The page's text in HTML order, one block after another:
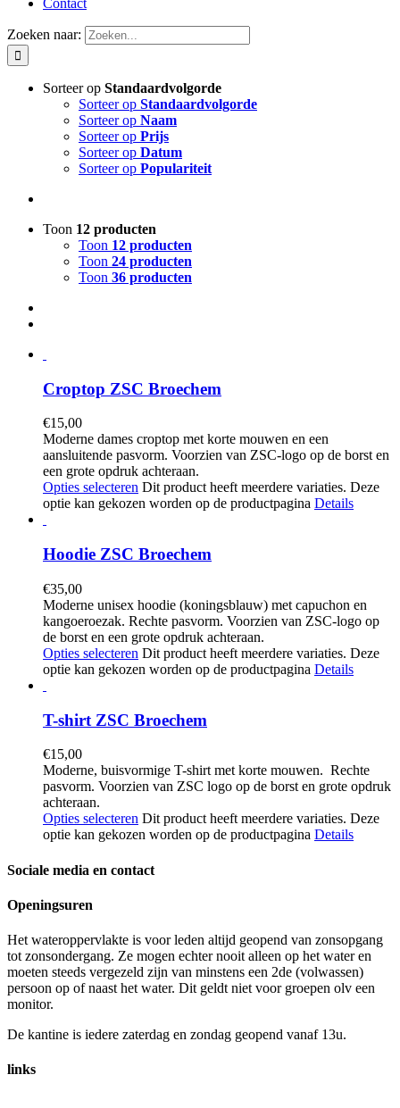
Contact
Zoeken naar:
Sorteer op Standaardvolgorde
Sorteer op Standaardvolgorde
Sorteer op Naam
Sorteer op Prijs
Sorteer op Datum
Sorteer op Populariteit
Toon 12 producten
Toon 12 producten
Toon 24 producten
Toon 36 producten
Croptop ZSC Broechem
€15,00
Moderne dames croptop met korte mouwen en een
aansluitende pasvorm. Voorzien van ZSC-logo op de borst en
een grote opdruk achteraan.
Opties selecteren Dit product heeft meerdere variaties. Deze
optie kan gekozen worden op de productpagina Details
Hoodie ZSC Broechem
€35,00
Moderne unisex hoodie (koningsblauw) met capuchon en
kangoeroezak. Rechte pasvorm. Voorzien van ZSC-logo op
de borst en een grote opdruk achteraan.
Opties selecteren Dit product heeft meerdere variaties. Deze
optie kan gekozen worden op de productpagina Details
T-shirt ZSC Broechem
€15,00
Moderne, buisvormige T-shirt met korte mouwen. Rechte
pasvorm. Voorzien van ZSC logo op de borst en grote opdruk
achteraan.
Opties selecteren Dit product heeft meerdere variaties. Deze
optie kan gekozen worden op de productpagina Details
Sociale media en contact
Openingsuren
Het wateroppervlakte is voor leden altijd geopend van zonsopgang
tot zonsondergang. Ze mogen echter nooit alleen op het water en
moeten steeds vergezeld zijn van minstens een 2de (volwassen)
persoon op of naast het water. Dit geldt niet voor groepen olv een
monitor.
De kantine is iedere zaterdag en zondag geopend vanaf 13u.
links